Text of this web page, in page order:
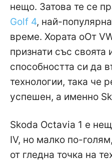
нещо. Затова те се
Golf 4, най-
време. Хората оОт
признати със своята
способността си да
технологии, така че
успешен, а именно
Skoda Octavia 1 е
IV, но малко по-
от гледна точка на